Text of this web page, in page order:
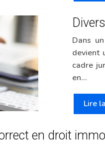
Dans
devient
cadre
en…
Lire
en droit